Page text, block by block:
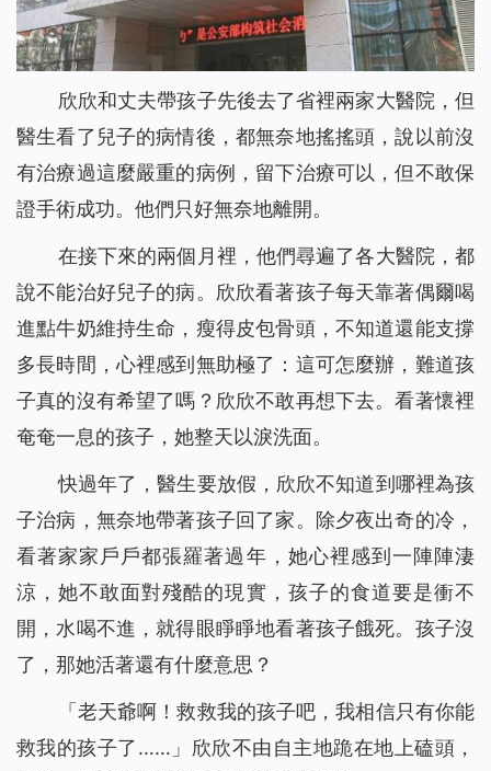
欣欣和丈夫帶孩子先後去了省裡兩家大醫院，但
醫生看了兒子的病情後，都無奈地搖搖頭，說以前沒
有治療過這麼嚴重的病例，留下治療可以，但不敢保
證手術成功。他們只好無奈地離開。
在接下來的兩個月裡，他們尋遍了各大醫院，都
說不能治好兒子的病。欣欣看著孩子每天靠著偶爾喝
進點牛奶維持生命，瘦得皮包骨頭，不知道還能支撐
多長時間，心裡感到無助極了：這可怎麼辦，難道孩
子真的沒有希望了嗎？欣欣不敢再想下去。看著懷裡
奄奄一息的孩子，她整天以淚洗面。
快過年了，醫生要放假，欣欣不知道到哪裡為孩
子治病，無奈地帶著孩子回了家。除夕夜出奇的冷，
看著家家戶戶都張羅著過年，她心裡感到一陣陣淒
涼，她不敢面對殘酷的現實，孩子的食道要是衝不
開，水喝不進，就得眼睜睜地看著孩子餓死。孩子沒
了，那她活著還有什麼意思？
「老天爺啊！救救我的孩子吧，我相信只有你能
救我的孩子了……」欣欣不由自主地跪在地上磕頭，